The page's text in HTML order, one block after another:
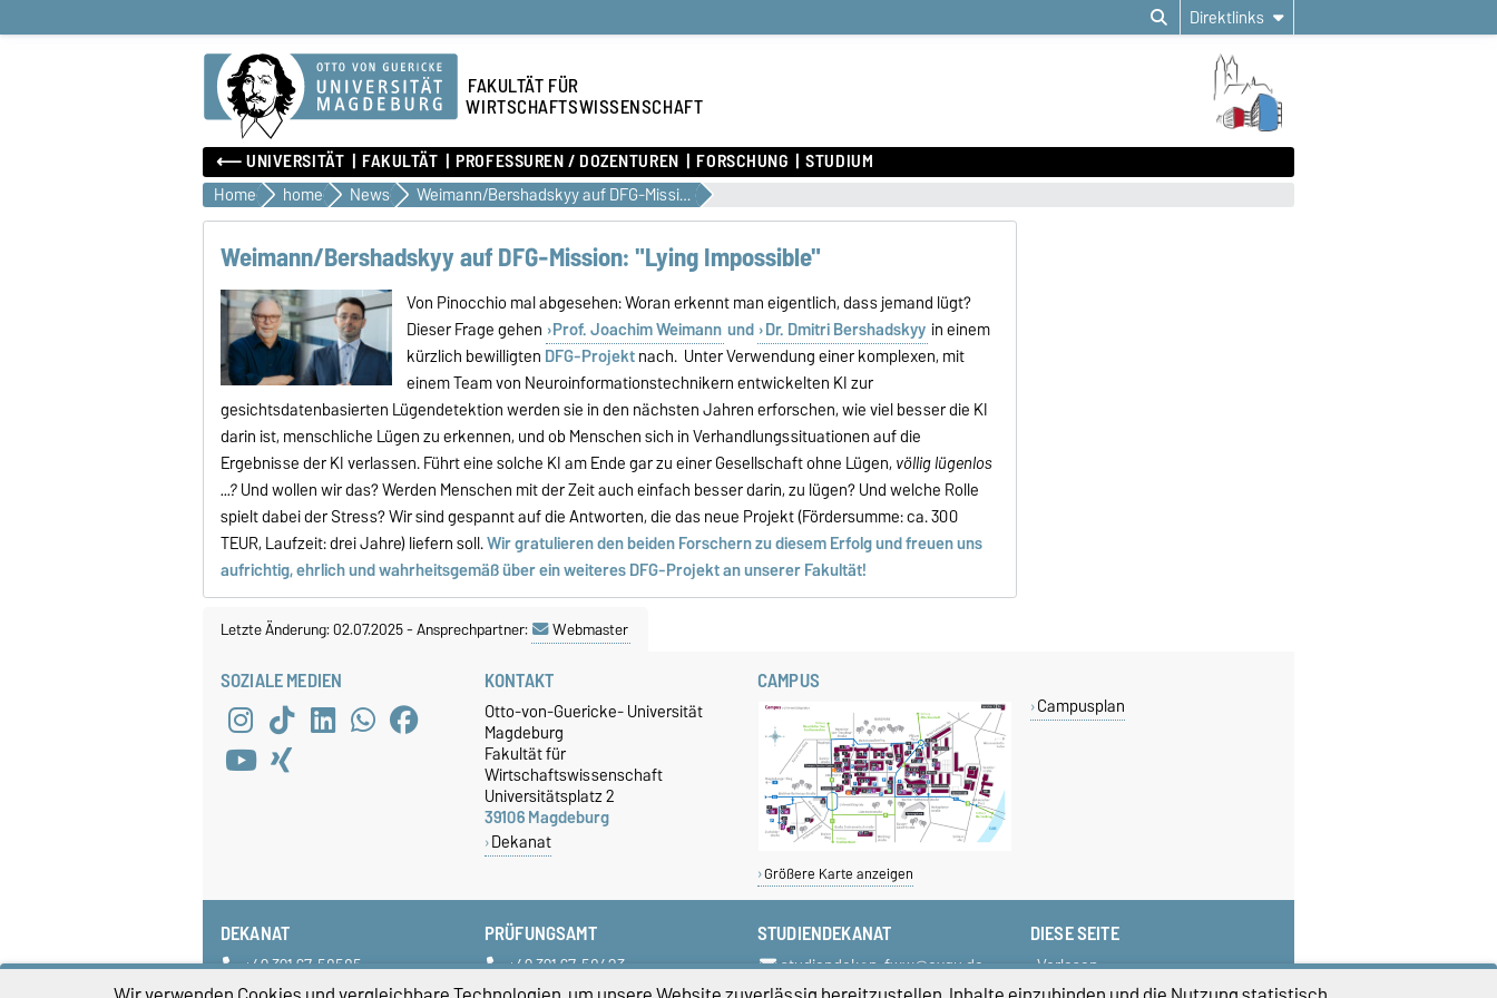
Direktlinks
FAKULTÄT FÜR
WIRTSCHAFTSWISSENSCHAFT
⟵ UNIVERSITÄT FAKULTÄT PROFESSUREN / DOZENTUREN FORSCHUNG STUDIUM
Home home News Weimann/Bershadskyy auf DFG-Mission: "Lying Impossible"
Weimann/Bershadskyy auf DFG-Mission: "Lying Impossible"
Von Pinocchio mal abgesehen: Woran erkennt man eigentlich, dass jemand lügt?
Dieser Frage gehen Prof. Joachim Weimann und Dr. Dmitri Bershadskyy in einem
kürzlich bewilligten DFG-Projektnach. Unter Verwendung einer komplexen, mit
einem Team von Neuroinformationstechnikern entwickelten KI zur
gesichtsdatenbasierten Lügendetektion werden sie in den nächsten Jahren erforschen, wie viel besser die KI
darin ist, menschliche Lügen zu erkennen, und ob Menschen sich in Verhandlungssituationen auf die
Ergebnisse der KI verlassen. Führt eine solche KI am Ende gar zu einer Gesellschaft ohne Lügen, völlig lügenlos
...?Und wollen wir das? Werden Menschen mit der Zeit auch einfach besser darin, zu lügen? Und welche Rolle
spielt dabei der Stress? Wir sind gespannt auf die Antworten, die das neue Projekt (Fördersumme: ca. 300
TEUR, Laufzeit: drei Jahre) liefern soll.Wir gratulieren den beiden Forschern zu diesem Erfolg und freuen uns
aufrichtig, ehrlich und wahrheitsgemäß über ein weiteres DFG-Projekt an unserer Fakultät!
Letzte Änderung: 02.07.2025-Ansprechpartner: Webmaster
SOZIALE MEDIEN KONTAKT
Otto-von-Guericke- Universität
Magdeburg
Fakultät für
Wirtschaftswissenschaft
Universitätsplatz 2
39106 Magdeburg
Dekanat
CAMPUS
Größere Karte anzeigen
Campusplan
DEKANAT
+49 391 67-58585
fww-dekanat@ovgu.de
PRÜFUNGSAMT
+49 391 67-58423
+49 391 67-58422
STUDIENDEKANAT
studiendekan-fww@ovgu.de
DIESE SEITE
Vorlesen
Drucken